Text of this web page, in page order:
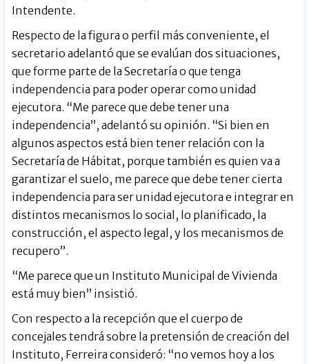
Intendente.
Respecto de la figura o perfil más conveniente, el
secretario adelantó que se evalúan dos situaciones,
que forme parte de la Secretaría o que tenga
independencia para poder operar como unidad
ejecutora. “Me parece que debe tener una
independencia”, adelantó su opinión. “Si bien en
algunos aspectos está bien tener relación con la
Secretaría de Hábitat, porque también es quien va a
garantizar el suelo, me parece que debe tener cierta
independencia para ser unidad ejecutora e integrar en
distintos mecanismos lo social, lo planificado, la
construcción, el aspecto legal, y los mecanismos de
recupero”.
“Me parece que un Instituto Municipal de Vivienda
está muy bien” insistió.
Con respecto a la recepción que el cuerpo de
concejales tendrá sobre la pretensión de creación del
Instituto, Ferreira consideró: “no vemos hoy a los